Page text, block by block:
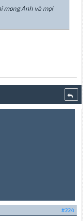
mong Anh và mọi
#224